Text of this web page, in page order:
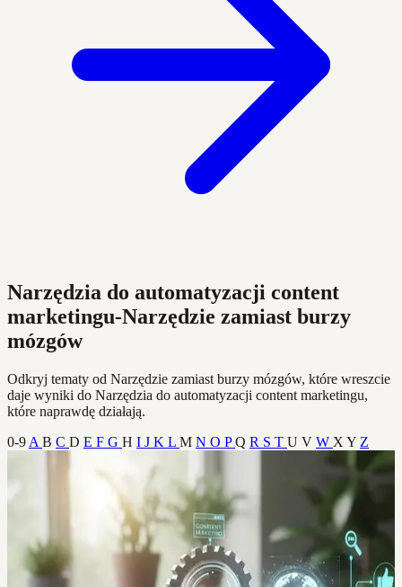
Narzędzia do automatyzacji content
marketingu-Narzędzie zamiast burzy
mózgów
Odkryj tematy od Narzędzie zamiast burzy mózgów, które wreszcie
daje wyniki do Narzędzia do automatyzacji content marketingu,
które naprawdę działają.
0-9 A B C D E F G H I J K L M N O PQ R S T U V W X Y Z